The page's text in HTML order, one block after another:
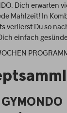
Dich erwarten
Mahlzeit! In
verlierst Du so
einfach